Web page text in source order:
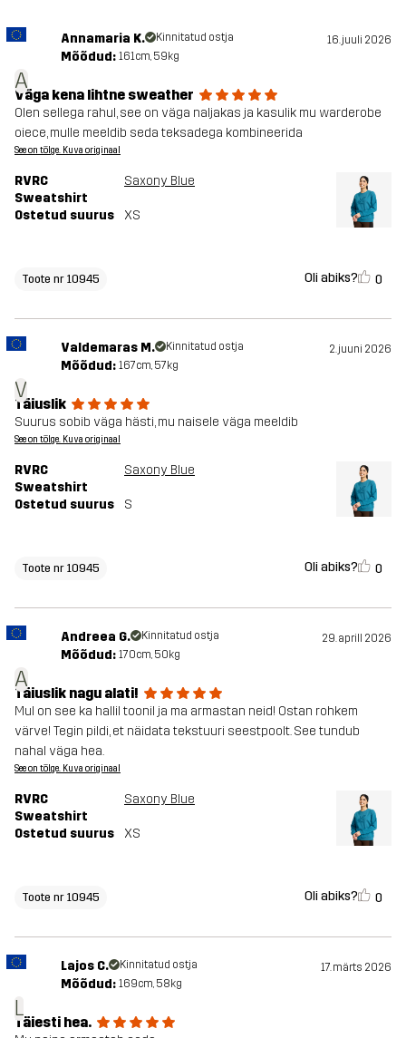
A
Annamaria K. Kinnitatud ostja 16. juuli 2026
Mõõdud: 161cm, 59kg
Väga kena lihtne sweather
Olen sellega rahul, see on väga naljakas ja kasulik mu warderobe
oiece, mulle meeldib seda teksadega kombineerida
See on tõlge. Kuva originaal
RVRC
Sweatshirt
Saxony Blue
Ostetud suurus XS
Toote nr 10945 Oli abiks? 0
V
Valdemaras M. Kinnitatud ostja 2. juuni 2026
Mõõdud: 167cm, 57kg
Täiuslik
Suurus sobib väga hästi, mu naisele väga meeldib
See on tõlge. Kuva originaal
RVRC
Sweatshirt
Saxony Blue
Ostetud suurus S
Toote nr 10945 Oli abiks? 0
A
Andreea G. Kinnitatud ostja 29. aprill 2026
Mõõdud: 170cm, 50kg
Täiuslik nagu alati!
Mul on see ka hallil toonil ja ma armastan neid! Ostan rohkem
värve! Tegin pildi, et näidata tekstuuri seestpoolt. See tundub
nahal väga hea.
See on tõlge. Kuva originaal
RVRC
Sweatshirt
Saxony Blue
Ostetud suurus XS
Toote nr 10945 Oli abiks? 0
L
Lajos C. Kinnitatud ostja 17. märts 2026
Mõõdud: 169cm, 58kg
Täiesti hea.